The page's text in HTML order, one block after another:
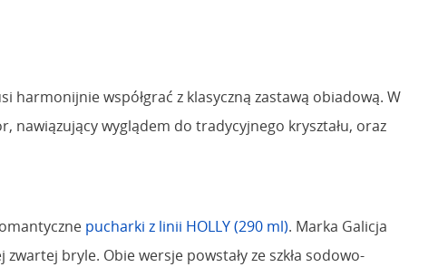
harmonijnie współgrać z klasyczną zastawą obiadową. W
nawiązujący wyglądem do tradycyjnego kryształu, oraz
pucharki z linii HOLLY (290 ml). Marka Galicja
bryle. Obie wersje powstały ze szkła sodowo-